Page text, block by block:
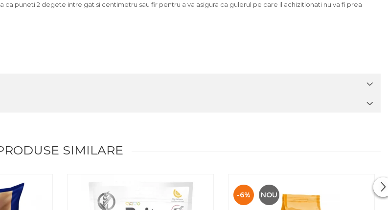
puneti 2 degete intre gat si centimetru sau fir pentru a va asigura ca gulerul pe care il achizitionati nu va fi prea
SIMILARE
-6% NOU